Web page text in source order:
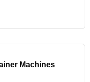
Machines